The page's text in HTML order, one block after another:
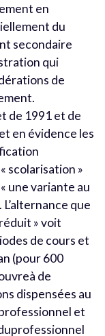
en
du
secondaire
qui
de
de 1991 et de
en évidence les
scolarisation »
une variante au
que
» voit
de cours et
(pour 600
de
dispensées au
et